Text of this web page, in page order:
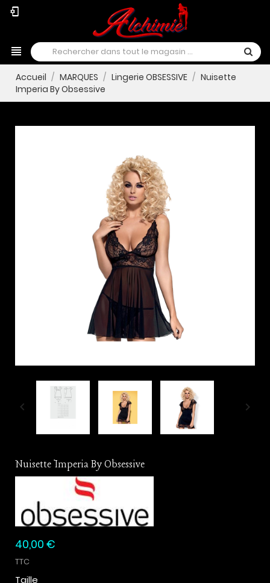
phonelink_setup
view_headline
Accueil MARQUES Lingerie OBSESSIVE
Nuisette
Imperia By Obsessive
 
Nuisette Imperia By Obsessive
40,00 €
TTC
Taille